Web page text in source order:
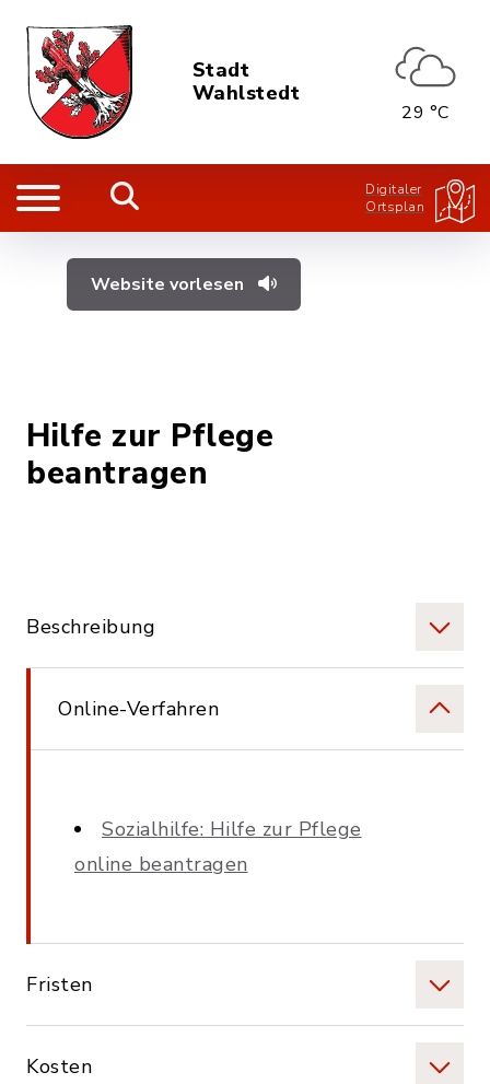
Stadt
Wahlstedt
29 °C
Digitaler
Ortsplan
Website vorlesen
Hilfe zur Pflege
beantragen
Beschreibung
Online-Verfahren
Sozialhilfe: Hilfe zur Pflege
online beantragen
Fristen
Kosten